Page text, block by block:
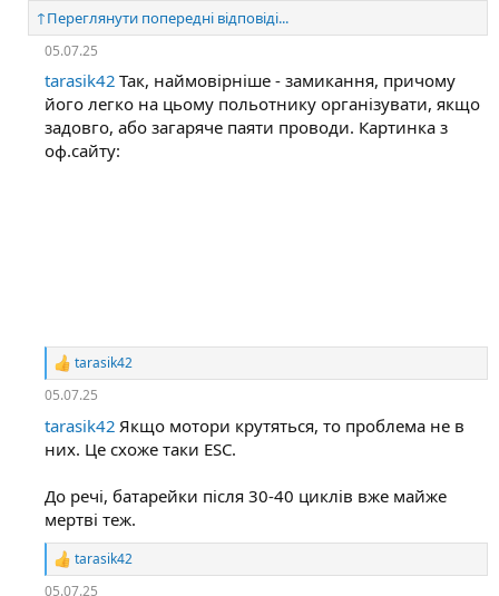
↑Переглянути попередні відповіді...
05.07.25
tarasik42 Так, наймовірніше - замикання, причому
його легко на цьому польотнику організувати, якщо
задовго, або загаряче паяти проводи. Картинка з
оф.сайту:
Р
е
а
к
і
:
tarasik42
05.07.25
tarasik42 Якщо мотори крутяться, то проблема не в
них. Це схоже таки ESC.
До речі, батарейки після 30-40 циклів вже майже
мертві теж.
Р
е
tarasik42
05.07.25